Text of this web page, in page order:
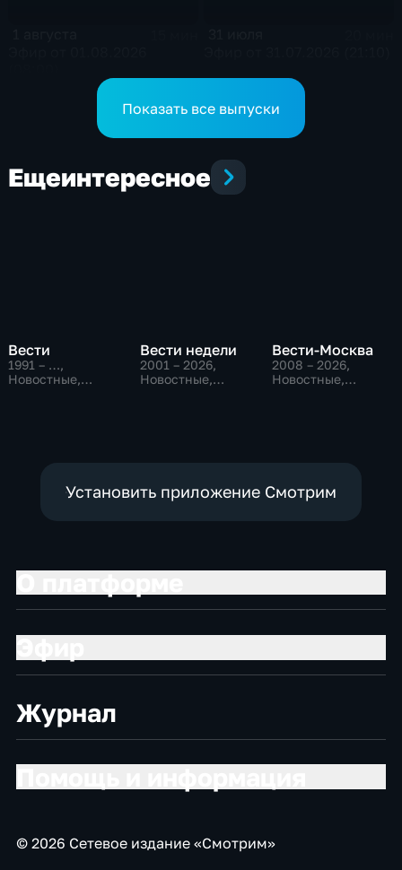
Показать все выпуски
Ещеинтересное
Вести
1991 – …,
Новостные,
Вести недели
2001 – 2026,
Новостные,
Вести-Москва
2008 – 2026,
Новостные,
Установить приложение Смотрим
Журнал
© 2026 Сетевое издание «Смотрим»